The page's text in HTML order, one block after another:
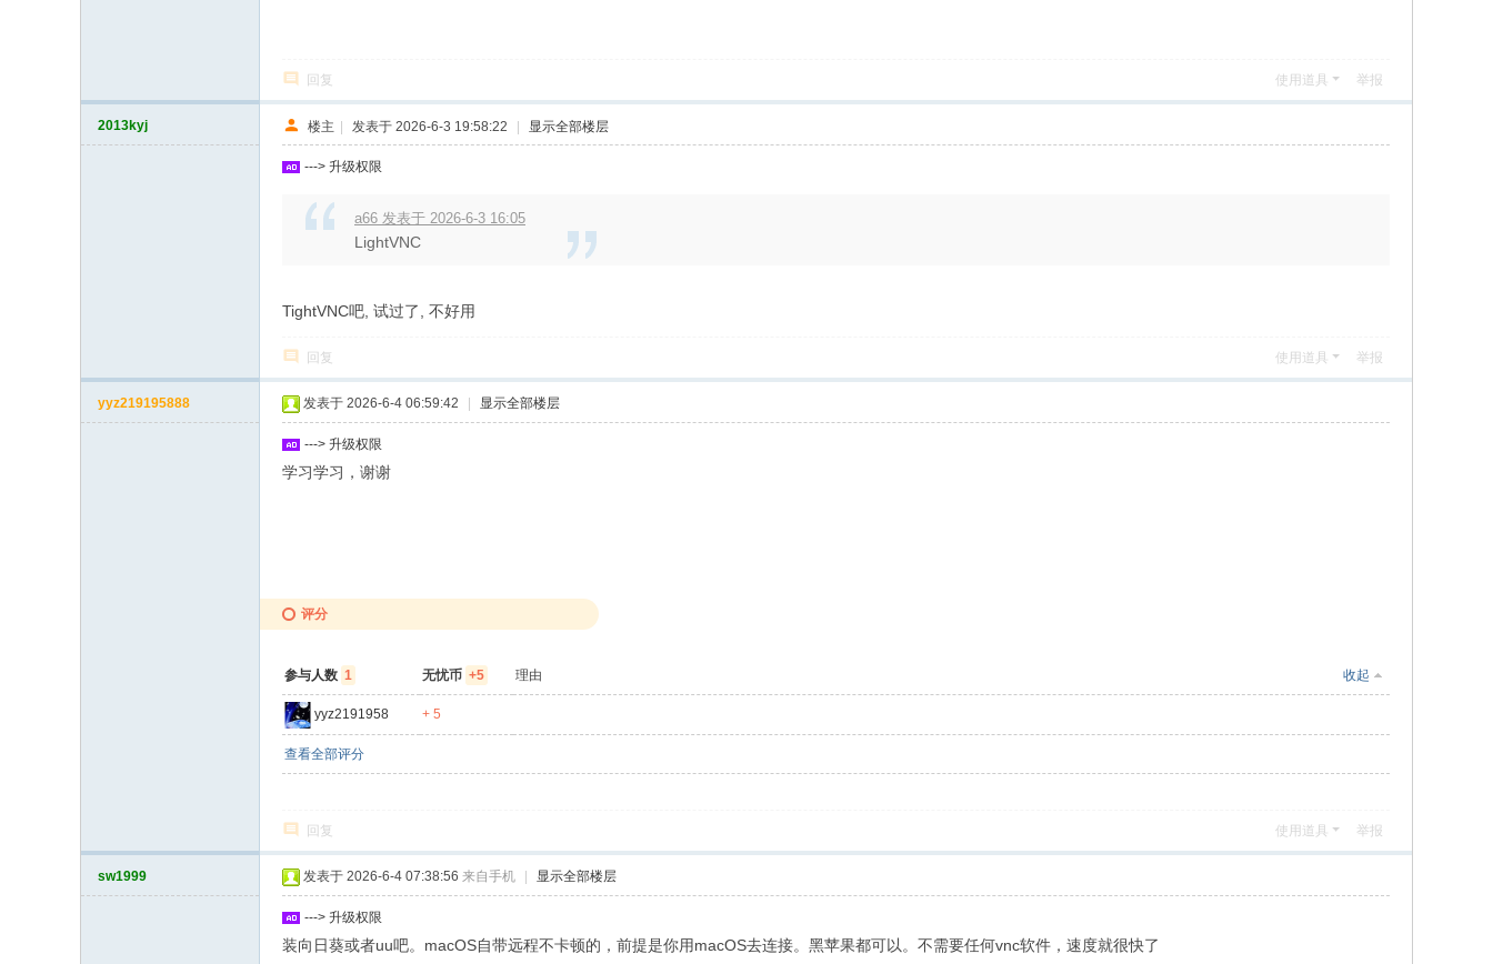
回复 使用道具 举报
2013kyj 楼主 | 发表于 2026-6-3 19:58:22 | 显示全部楼层
---> 升级权限
a66 发表于 2026-6-3 16:05
LightVNC
TightVNC吧, 试过了, 不好用
回复 使用道具 举报
yyz219195888 发表于 2026-6-4 06:59:42 显示全部楼层
---> 升级权限
学习学习，谢谢
评分
参与人数 1 无忧币 +5 收起
理由
yyz2191958 + 5
查看全部评分
回复 使用道具 举报
sw1999 发表于 2026-6-4 07:38:56 来自手机 显示全部楼层
---> 升级权限
装向日葵或者uu吧。macOS自带远程不卡顿的，前提是你用macOS去连接。黑苹果都可以。不需要任何vnc软件，速度就很快了